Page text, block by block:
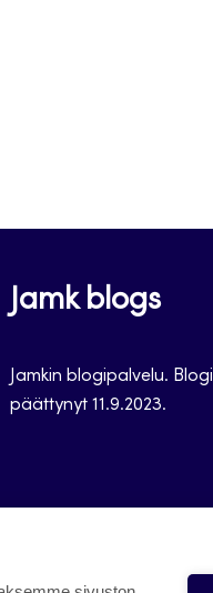
Jamk blogs
Jamkin blogipalvelu.
päättynyt 11.9.2023.